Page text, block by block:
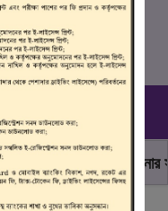
৯৯৮
সকাল - ০৪.০০ বিকাল)
মোটরযান চালানোর